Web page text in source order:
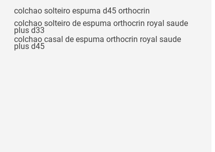
Ver todos
colchao solteiro espuma d45 orthocrin
colchao solteiro de espuma orthocrin royal saude
plus d33
colchao casal de espuma orthocrin royal saude
plus d45